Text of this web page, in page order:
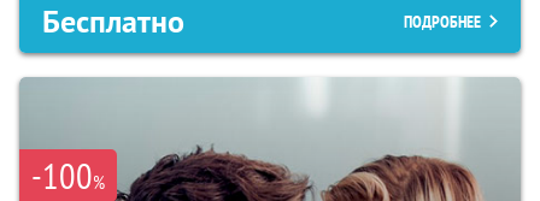
Бесплатно ПОДРОБНЕЕ
-100%